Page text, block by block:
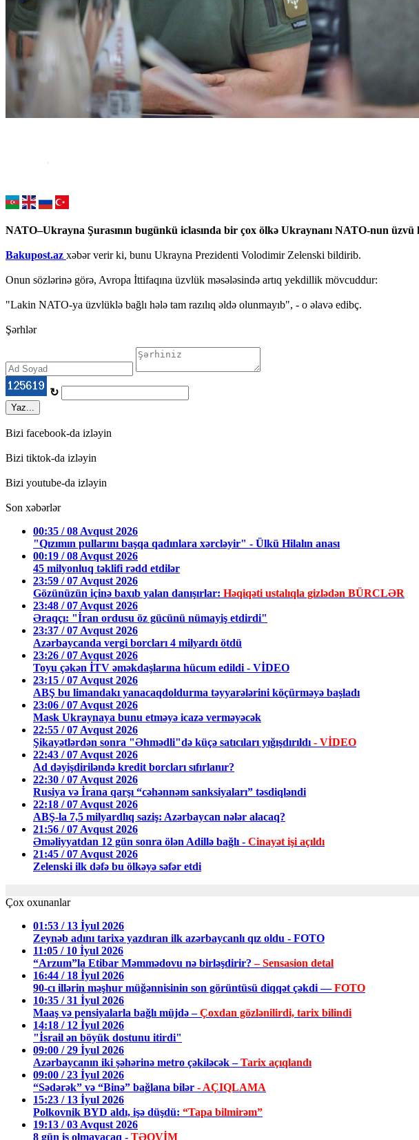
NATO–Ukrayna Şurasının bugünkü iclasında bir çox ölkə Ukraynanı NATO-nun
Bakupost.az xəbər verir ki, bunu Ukrayna Prezidenti Volodimir Zelenski bildirib.
Onun sözlərinə görə, Avropa İttifaqına üzvlük məsələsində artıq yekdillik mövcuddur:
"Lakin NATO-ya üzvlüklə bağlı hələ tam razılıq əldə olunmayıb", - o əlavə edibç.
Şərhlər
↻
Yaz...
Bizi facebook-da izləyin
Bizi tiktok-da izləyin
Bizi youtube-da izləyin
Son xəbərlər
00:35 / 08 Avqust 2026
"Qızımın pullarını başqa qadınlara xərcləyir" - Ülkü Hilalın anası
00:19 / 08 Avqust 2026
45 milyonluq təklifi rədd etdilər
23:59 / 07 Avqust 2026
Gözünüzün içinə baxıb yalan danışırlar: Həqiqəti ustalıqla gizlədən BÜRCLƏR
23:48 / 07 Avqust 2026
Əraqçı: "İran ordusu öz gücünü nümayiş etdirdi"
23:37 / 07 Avqust 2026
Azərbaycanda vergi borcları 4 milyardı ötdü
23:26 / 07 Avqust 2026
Toyu çəkən İTV əməkdaşlarına hücum edildi - VİDEO
23:15 / 07 Avqust 2026
ABŞ bu limandakı yanacaqdoldurma təyyarələrini köçürməyə başladı
23:06 / 07 Avqust 2026
Mask Ukraynaya bunu etməyə icazə verməyəcək
22:55 / 07 Avqust 2026
Şikayətlərdən sonra "Əhmədli"də küçə satıcıları yığışdırıldı - VİDEO
22:43 / 07 Avqust 2026
Ad dəyişdiriləndə kredit borcları sıfırlanır?
22:30 / 07 Avqust 2026
Rusiya və İrana qarşı “cəhənnəm sanksiyaları” təsdiqləndi
22:18 / 07 Avqust 2026
ABŞ-la 7,5 milyardlıq saziş: Azərbaycan nələr alacaq?
21:56 / 07 Avqust 2026
Əməliyyatdan 12 gün sonra ölən Adillə bağlı - Cinayət işi açıldı
21:45 / 07 Avqust 2026
Zelenski ilk dəfə bu ölkəyə səfər etdi
Çox oxunanlar
01:53 / 13 İyul 2026
Zeynəb adını tarixə yazdıran ilk azərbaycanlı qız oldu - FOTO
11:05 / 10 İyul 2026
“Arzum”la Etibar Məmmədovu nə birləşdirir?– Sensasion detal
16:44 / 18 İyul 2026
90-cı illərin məşhur müğənnisinin son görüntüsü diqqət çəkdi —FOTO
10:35 / 31 İyul 2026
Maaş və pensiyalarla bağlı müjdə –Çoxdan gözlənilirdi, tarix bilindi
14:18 / 12 İyul 2026
"İsrail ən böyük dostunu itirdi"
09:00 / 29 İyul 2026
Azərbaycanın iki şəhərinə metro çəkiləcək –Tarix açıqlandı
09:00 / 23 İyul 2026
“Sədərək” və “Binə” bağlana bilər - AÇIQLAMA
15:23 / 13 İyul 2026
Polkovnik BYD aldı, işə düşdü: “Tapa bilmirəm”
19:13 / 03 Avqust 2026
8 gün iş olmayacaq - TƏQVİM